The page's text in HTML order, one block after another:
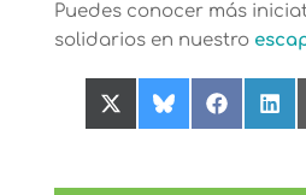
Puedes conocer más
solidarios en nuestro
Compartir
en
Compartir
en
Compartir
en
en